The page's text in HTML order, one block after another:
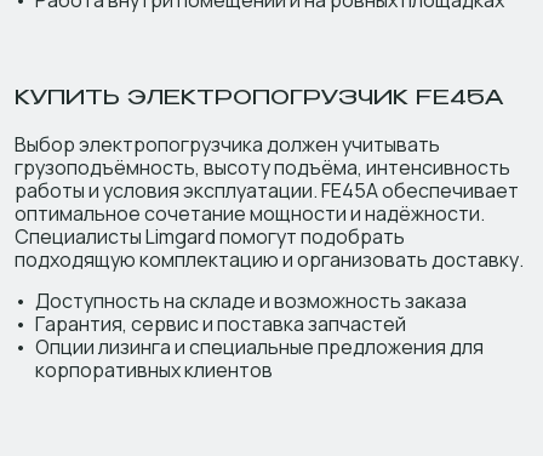
КУПИТЬ ЭЛЕКТРОПОГРУЗЧИК FE45A
Выбор электропогрузчика должен учитывать
грузоподъёмность, высоту подъёма, интенсивность
работы и условия эксплуатации. FE45A обеспечивает
оптимальное сочетание мощности и надёжности.
Специалисты Limgard помогут подобрать
подходящую комплектацию и организовать доставку.
Доступность на складе и возможность заказа
Гарантия, сервис и поставка запчастей
Опции лизинга и специальные предложения для
корпоративных клиентов